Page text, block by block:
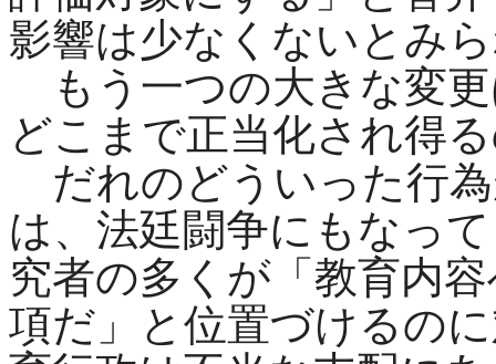
影響は少なくないとみ
もう一つの大きな変
どこまで正当化され得
だれのどういった行
は、法廷闘争にもなっ
究者の多くが「教育内
項だ」と位置づけるの